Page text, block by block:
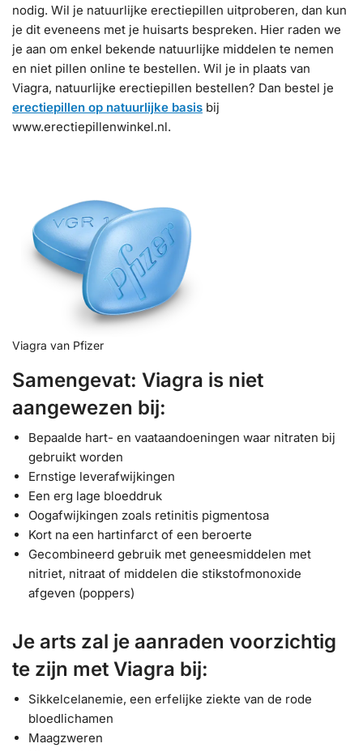
nodig. Wil je natuurlijke erectiepillen uitproberen, dan kun
je dit eveneens met je huisarts bespreken. Hier raden we
je aan om enkel bekende natuurlijke middelen te nemen
en niet pillen online te bestellen. Wil je in plaats van
Viagra, natuurlijke erectiepillen bestellen? Dan bestel je
erectiepillen op natuurlijke basis bij
www.erectiepillenwinkel.nl.
Viagra van Pfizer
Samengevat: Viagra is niet
aangewezen bij:
Bepaalde hart- en vaataandoeningen waar nitraten bij
gebruikt worden
Ernstige leverafwijkingen
Een erg lage bloeddruk
Oogafwijkingen zoals retinitis pigmentosa
Kort na een hartinfarct of een beroerte
Gecombineerd gebruik met geneesmiddelen met
nitriet, nitraat of middelen die stikstofmonoxide
afgeven (poppers)
Je arts zal je aanraden voorzichtig
te zijn met Viagra bij:
Sikkelcelanemie, een erfelijke ziekte van de rode
bloedlichamen
Maagzweren